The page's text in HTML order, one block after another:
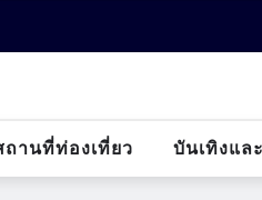
ถานที่ท่องเที่ยว บันเทิงแล